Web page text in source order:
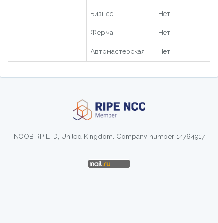
Бизнес Нет
Ферма Нет
Автомастерская Нет
NOOB RP LTD, United Kingdom. Company number 14764917